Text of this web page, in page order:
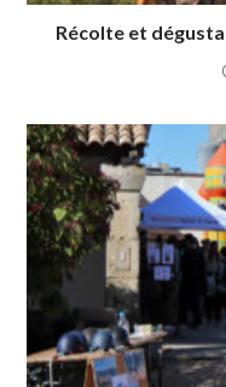
Récolte et